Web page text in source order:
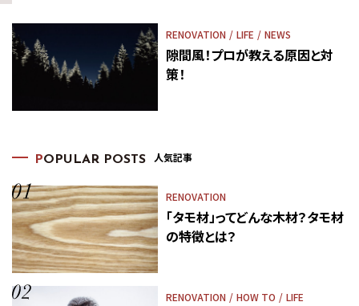
RENOVATION LIFE NEWS
隙間風！プロが教える原因と対
策！
POPULAR POSTS 人気記事
RENOVATION
「タモ材」ってどんな木材？タモ材
の特徴とは？
RENOVATION HOW TO LIFE